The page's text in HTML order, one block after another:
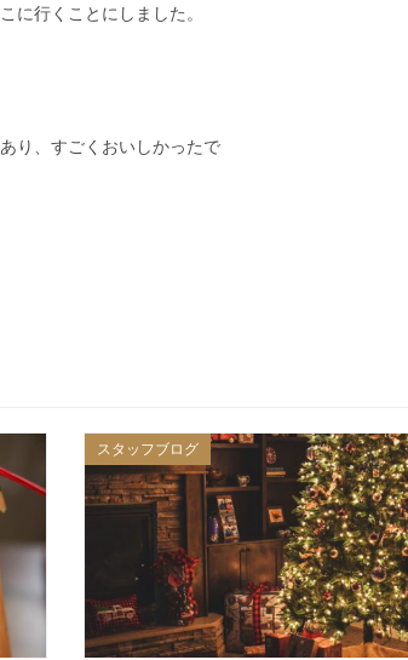
に行くことにしました。
り、すごくおいしかったで
スタッフブログ